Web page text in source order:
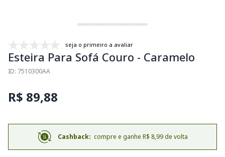
seja o primeiro a avaliar
Esteira Para Sofá Couro - Caramelo
ID: 7510300AA
R$ 89,88
Cashback: compre e ganhe R$ 8,99 de volta